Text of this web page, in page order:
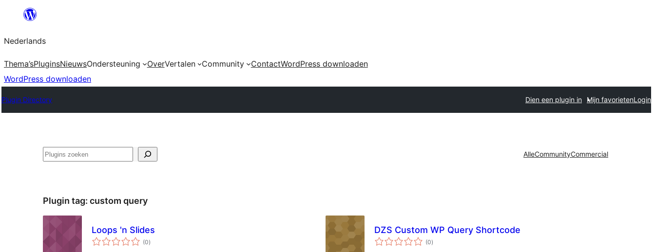
de
inhoud
Nederlands
Thema’sPluginsNieuwsOndersteuning OverVertalen Community ContactWordPress downloaden
WordPress downloaden
Plugin Directory Dien een plugin in Mijn favorietenLogin
Zoeken AlleCommunityCommercial
Plugin tag: custom query
Loops 'n Slides
(0totaal
waarderingen
)
DZS Custom WP Query Shortcode
(0totaal
waarderingen
)